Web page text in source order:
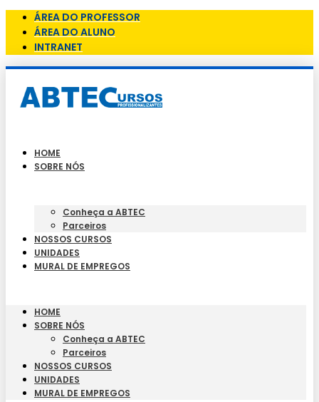
ÁREA DO PROFESSOR
ÁREA DO ALUNO
INTRANET
HOME
SOBRE NÓS
Conheça a ABTEC
Parceiros
NOSSOS CURSOS
UNIDADES
MURAL DE EMPREGOS
HOME
SOBRE NÓS
Conheça a ABTEC
Parceiros
NOSSOS CURSOS
UNIDADES
MURAL DE EMPREGOS